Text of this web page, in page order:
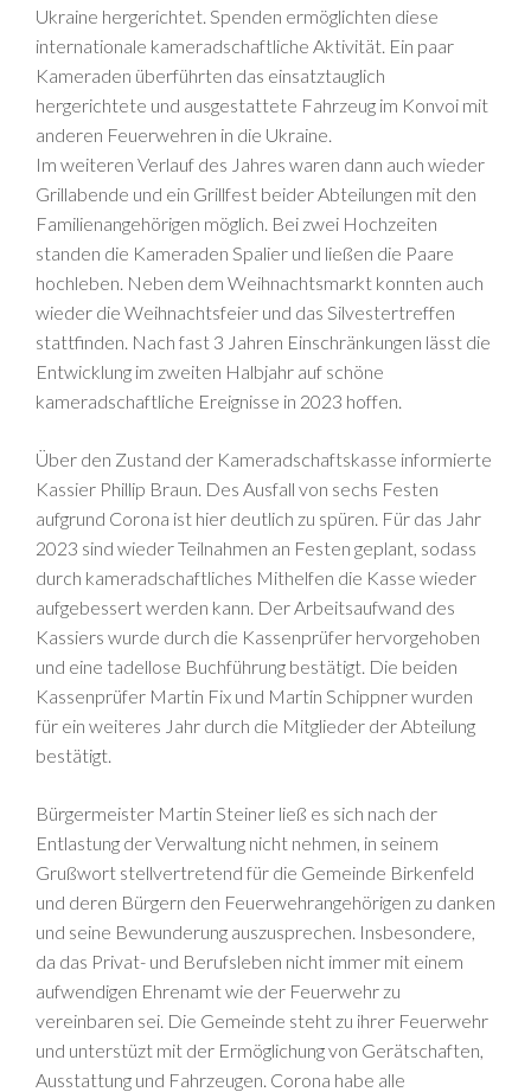
Ukraine hergerichtet. Spenden ermöglichten diese
internationale kameradschaftliche Aktivität. Ein paar
Kameraden überführten das einsatztauglich
hergerichtete und ausgestattete Fahrzeug im Konvoi mit
anderen Feuerwehren in die Ukraine.
Im weiteren Verlauf des Jahres waren dann auch wieder
Grillabende und ein Grillfest beider Abteilungen mit den
Familienangehörigen möglich. Bei zwei Hochzeiten
standen die Kameraden Spalier und ließen die Paare
hochleben. Neben dem Weihnachtsmarkt konnten auch
wieder die Weihnachtsfeier und das Silvestertreffen
stattfinden. Nach fast 3 Jahren Einschränkungen lässt die
Entwicklung im zweiten Halbjahr auf schöne
kameradschaftliche Ereignisse in 2023 hoffen.
Über den Zustand der Kameradschaftskasse informierte
Kassier Phillip Braun. Des Ausfall von sechs Festen
aufgrund Corona ist hier deutlich zu spüren. Für das Jahr
2023 sind wieder Teilnahmen an Festen geplant, sodass
durch kameradschaftliches Mithelfen die Kasse wieder
aufgebessert werden kann. Der Arbeitsaufwand des
Kassiers wurde durch die Kassenprüfer hervorgehoben
und eine tadellose Buchführung bestätigt. Die beiden
Kassenprüfer Martin Fix und Martin Schippner wurden
für ein weiteres Jahr durch die Mitglieder der Abteilung
bestätigt.
Bürgermeister Martin Steiner ließ es sich nach der
Entlastung der Verwaltung nicht nehmen, in seinem
Grußwort stellvertretend für die Gemeinde Birkenfeld
und deren Bürgern den Feuerwehrangehörigen zu danken
und seine Bewunderung auszusprechen. Insbesondere,
da das Privat- und Berufsleben nicht immer mit einem
aufwendigen Ehrenamt wie der Feuerwehr zu
vereinbaren sei. Die Gemeinde steht zu ihrer Feuerwehr
und unterstüzt mit der Ermöglichung von Gerätschaften,
Ausstattung und Fahrzeugen. Corona habe alle